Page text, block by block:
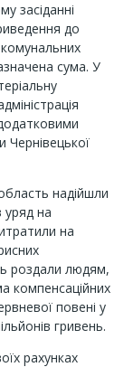
засіданні
до
сума. У
надійшли
уряд на
на
роздали людям,
компенсаційних
повені у
гривень.
рахунках